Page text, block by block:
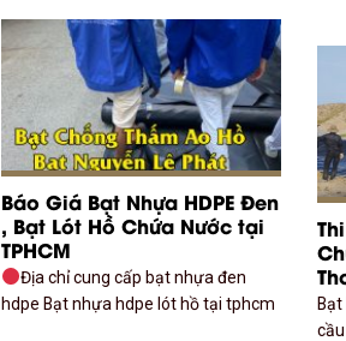
Báo Giá Bạt Nhựa HDPE Đen
, Bạt Lót Hồ Chứa Nước tại
TPHCM
Địa chỉ cung cấp bạt nhựa đen
hdpe Bạt nhựa hdpe lót hồ tại tphcm
Bạt